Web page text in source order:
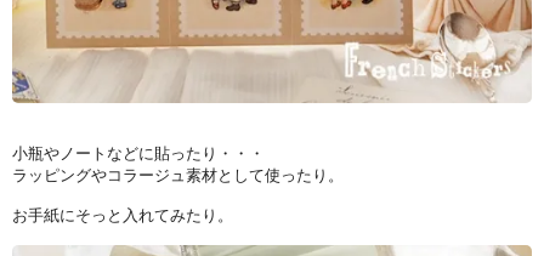
小瓶やノートなどに貼ったり・・・
ラッピングやコラージュ素材として使ったり。
お手紙にそっと入れてみたり。